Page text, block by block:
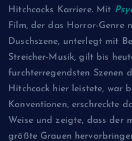
Hitchcocks Karriere. Mit
Film, der das Horror-Genre
Duschszene, unterlegt mit
Streicher-Musik, gilt bis
furchterregendsten Szenen
Hitchcock hier leistete, war
Konventionen, erschreckte
Weise und zeigte, dass der
größte Grauen